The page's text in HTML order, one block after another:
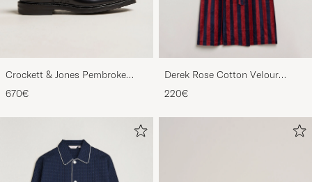
Crockett & Jones Pembroke
Derbys Black Calf
670€
Derek Rose Cotton Velour
Striped Gown Red/Blue
220€